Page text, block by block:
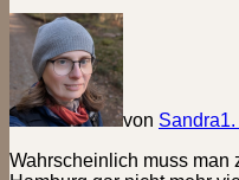
von Sandra
Wahrscheinlich muss man